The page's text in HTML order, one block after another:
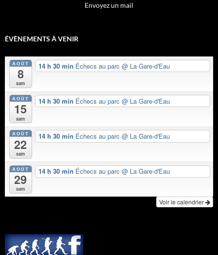
Envoyez un mail
ÉVÈNEMENTS À VENIR
AOÛT
8
sam
14 h 30 min Échecs au parc @ La Gare-d'Eau
AOÛT
15
sam
14 h 30 min Échecs au parc @ La Gare-d'Eau
AOÛT
22
sam
14 h 30 min Échecs au parc @ La Gare-d'Eau
AOÛT
29
sam
14 h 30 min Échecs au parc @ La Gare-d'Eau
Voir le calendrier